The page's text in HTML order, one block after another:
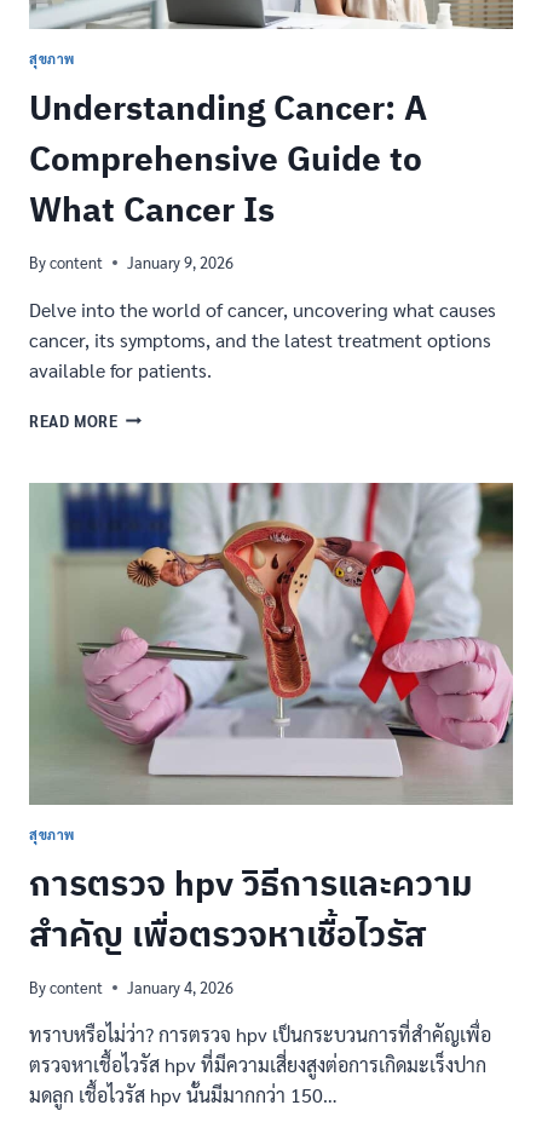
สุขภาพ
Understanding Cancer: A
Comprehensive Guide to
What Cancer Is
Bycontent January 9, 2026
Delve into the world of cancer, uncovering what causes
cancer, its symptoms, and the latest treatment options
available for patients.
READ MOREUNDERSTANDING
COMPREHENSIVE
GUIDE
TO
WHAT
CANCER
สุขภาพ
การตรวจ hpv วิธีการและความ
สำคัญ เพื่อตรวจหาเชื้อไวรัส
Bycontent January 4, 2026
ทราบหรือไม่ว่า? การตรวจ hpv เป็นกระบวนการที่สำคัญเพื่อ
ตรวจหาเชื้อไวรัส hpv ที่มีความเสี่ยงสูงต่อการเกิดมะเร็งปาก
มดลูก เชื้อไวรัส hpv นั้นมีมากกว่า 150…